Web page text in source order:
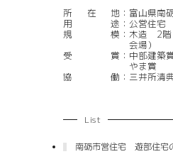
所在地 ： 富山県南
用途 ： 公営住宅
規模 ： 木造 2
会場）
受賞 ： 中部建築
やま賞
協働 ： 三井所清
List
南砺市営住宅 遊部住宅